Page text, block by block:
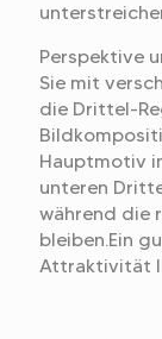
Perspektive
Sie mit
die Drittel-
Hauptmotiv
unteren
während die
bleiben.Ein
Attraktivität